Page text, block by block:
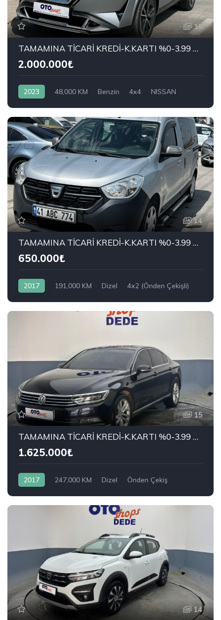
15
TAMAMINA TİCARİ KREDİ-K.KARTI %0-3.99 ÇEK-2.99 SENET-ÇKS SATIŞ
2.000.000₺
2023 48,000 KM Benzin 4x4
NISSAN
14
TAMAMINA TİCARİ KREDİ-K.KARTI %0-3.99 ÇEK-2.99 SENET-ÇKS SATIŞ
650.000₺
2017 191,000 KM Dizel
4x2 (Önden Çekişli)
15
TAMAMINA TİCARİ KREDİ-K.KARTI %0-3.99 ÇEK-2.99 SENET-ÇKS SATIŞ
1.625.000₺
2017 247,000 KM Dizel
Önden Çekiş
14